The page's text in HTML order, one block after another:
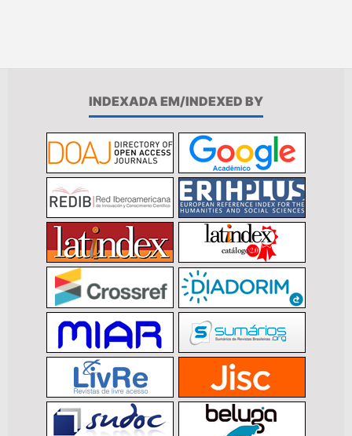
INDEXADA EM/INDEXED BY